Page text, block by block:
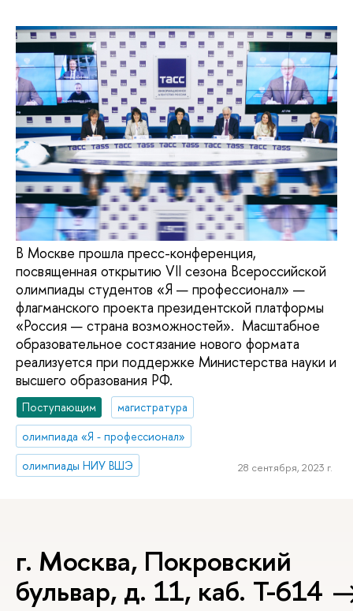
В Москве прошла пресс-конференция,
посвященная открытию VII сезона Всероссийской
олимпиады студентов «Я — профессионал» —
флагманского проекта президентской платформы
«Россия — страна возможностей». Масштабное
образовательное состязание нового формата
реализуется при поддержке Министерства науки и
высшего образования РФ.
Поступающим
магистратура
олимпиада «Я - профессионал»
олимпиады НИУ ВШЭ
28 сентября, 2023 г.
г. Москва, Покровский
бульвар, д. 11, каб. Т-614